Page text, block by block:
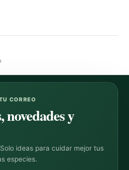
CORREO
novedades y
ideas para cuidar mejor tus
especies.